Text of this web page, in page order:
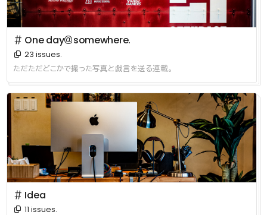
＃ One day＠somewhere.
23 issues.
ただただどこかで撮った写真と戯言を送る連載。
＃ Idea
11 issues.